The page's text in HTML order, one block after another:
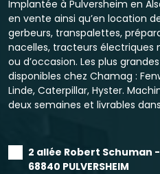
Implantée à Pulversheim en
en vente ainsi qu’en location
gerbeurs, transpalettes,
nacelles, tracteurs électriques
ou d’occasion. Les plus
disponibles chez Chamag :
Linde, Caterpillar, Hyster.
deux semaines et livrables
2 allée Robert Schuman
68840 PULVERSHEIM